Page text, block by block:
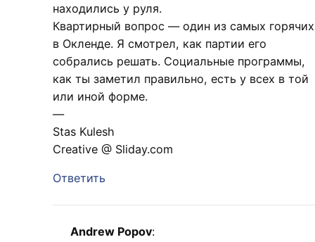
находились у руля.
Квартирный вопрос — один из самых горячих
в Окленде. Я смотрел, как партии его
собрались решать. Социальные программы,
как ты заметил правильно, есть у всех в той
или иной форме.
—
Stas Kulesh
Creative @ Sliday.com
Ответить
Andrew Popov: